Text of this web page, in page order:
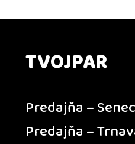
TVOJPAR
Predajňa – Senec
Predajňa –